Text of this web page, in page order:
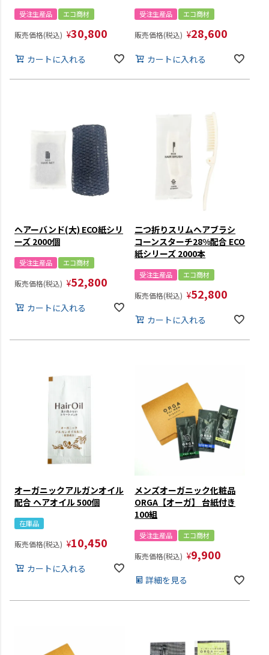
受注生産品 エコ商材
販売価格(税込) ¥30,800
カートに入れる
受注生産品 エコ商材
販売価格(税込) ¥28,600
カートに入れる
ヘアーバンド(大) ECO紙シリ
ーズ 2000個
受注生産品 エコ商材
販売価格(税込) ¥52,800
カートに入れる
二つ折りスリムヘアブラシ
コーンスターチ28%配合 ECO
紙シリーズ 2000本
受注生産品 エコ商材
販売価格(税込) ¥52,800
カートに入れる
オーガニックアルガンオイル
配合 ヘアオイル 500個
在庫品
販売価格(税込) ¥10,450
カートに入れる
メンズオーガニック化粧品
ORGA【オーガ】 台紙付き
100組
受注生産品 エコ商材
販売価格(税込) ¥9,900
詳細を見る